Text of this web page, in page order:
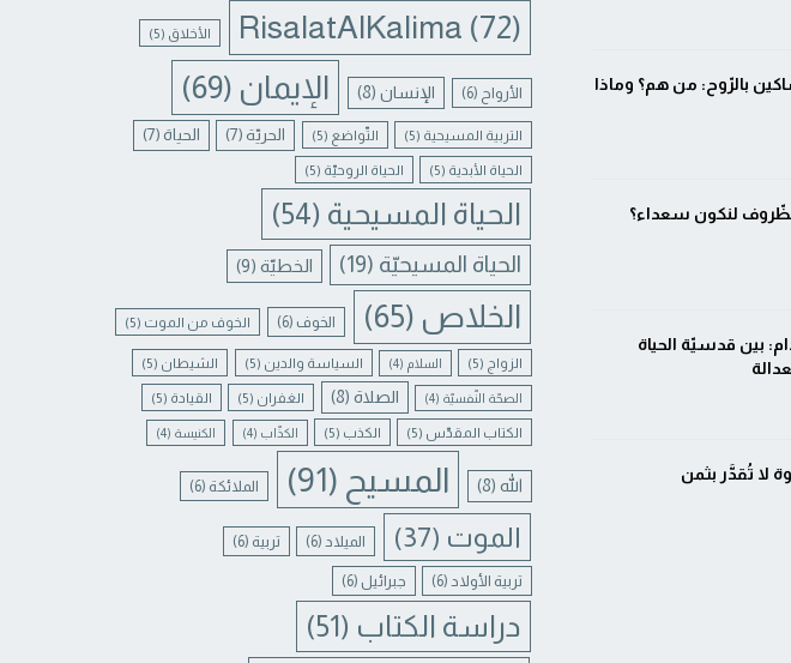
بالرّوح: من هم؟ وماذا
لنكون سعداء؟
بين قدسيّة الحياة
لا تُقدَّر بثمن
RisalatAlKalima (72) الأخلاق (5)
الأرواح (6) الإنسان(8) الإيمان (69)
التربية المسيحية (5) التّواضع (5) الحريّة (7) الحياة (7)
الحياة الأبدية (5) الحياة الروحيّة (5)
الحياة المسيحية (54)
الحياة المسيحيّة (19) الخطيّة(9)
الخلاص (65) الخوف (6) الخوف من الموت (5)
الزواج (5) السلام (4) السياسة والدين (5) الشيطان (5)
الصحّة النّفسيّة (4) الصلاة (8) الغفران (5) القيادة (5)
الكتاب المقدّس (5) الكذب (5) الكذّاب (4) الكنيسة (4)
الله (8) المسيح (91) الملائكة (6)
الموت (37) الميلاد(6) تربية (6)
تربية الأولاد(6) جبرائيل (6)
دراسة الكتاب (51)